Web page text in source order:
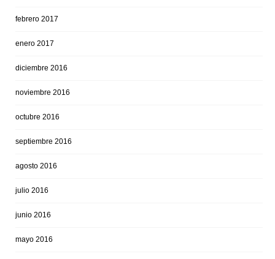
febrero 2017
enero 2017
diciembre 2016
noviembre 2016
octubre 2016
septiembre 2016
agosto 2016
julio 2016
junio 2016
mayo 2016